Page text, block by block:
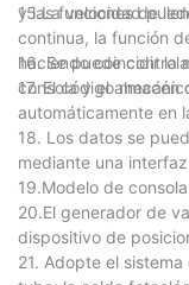
y las funciones de
15.La velocidad
continua, la función
haciendo coincidir la
consola y el
16. Se puede
17. El código
automáticamente en
18. Los datos se
mediante una
19.Modelo de
20.El generador de
dispositivo de
21. Adopte el